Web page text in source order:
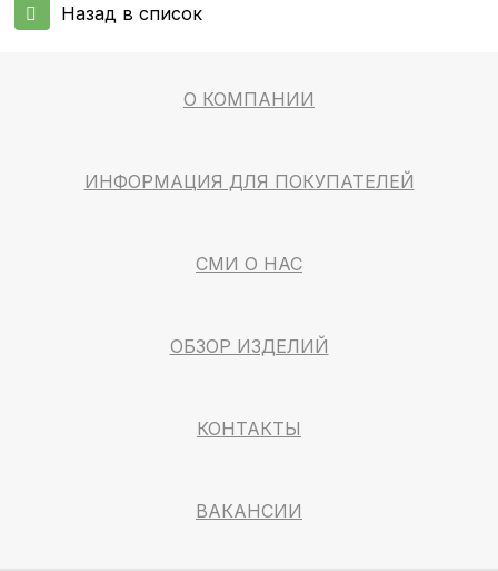
Назад в список
О КОМПАНИИ
ИНФОРМАЦИЯ ДЛЯ ПОКУПАТЕЛЕЙ
СМИ О НАС
ОБЗОР ИЗДЕЛИЙ
КОНТАКТЫ
ВАКАНСИИ